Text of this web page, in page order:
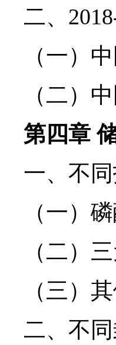
二、
（一）
（二）
第四章
一、不
（一）
（二）
（三）
二、不